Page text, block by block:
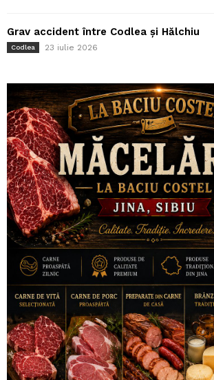
Grav accident între Codlea și Hălchiu
Codlea 23 iulie 2026